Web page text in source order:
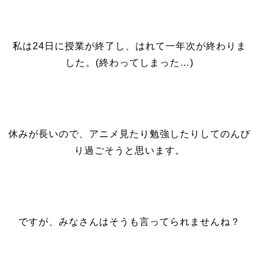
私は24日に授業が終了し、はれて一年次が終わりま
した。(終わってしまった…)
休みが長いので、アニメ見たり勉強したりしてのんび
り過ごそうと思います。
ですが、みなさんはそうも言ってられませんね？